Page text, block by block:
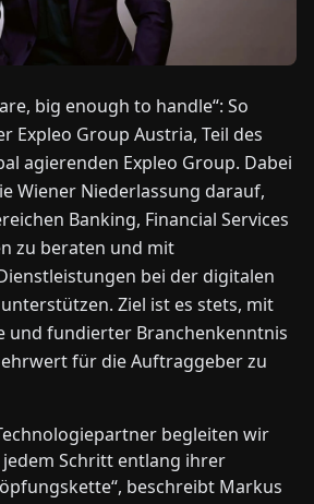
big enough to handle“: So
Expleo Group Austria, Teil des
agierenden Expleo Group. Dabei
Wiener Niederlassung darauf,
Banking, Financial Services
zu beraten und mit
bei der digitalen
Ziel ist es stets, mit
und fundierter Branchenkenntnis
für die Auftraggeber zu
begleiten wir
Schritt entlang ihrer
beschreibt Markus